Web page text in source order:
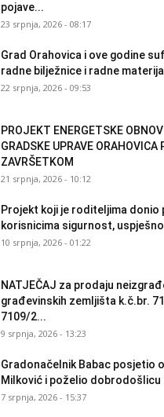
pojave...
23 srpnja, 2026 - 08:17
Grad Orahovica i ove godine
radne bilježnice i radne
22 srpnja, 2026 - 09:53
PROJEKT ENERGETSKE
GRADSKE UPRAVE ORAHOVICA
ZAVRŠETKOM
21 srpnja, 2026 - 10:12
Projekt koji je roditeljima donio
korisnicima sigurnost,
10 srpnja, 2026 - 01:22
NATJEČAJ za prodaju
građevinskih zemljišta k.č.br.
7109/2...
9 srpnja, 2026 - 13:23
Gradonačelnik Babac posjetio
Milković i poželio dobrodošlicu
7 srpnja, 2026 - 15:37